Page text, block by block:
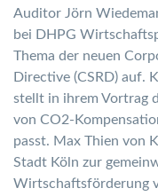
Auditor Jörn
bei DHPG
Thema der neuen
Directive (CSRD) auf.
stellt in ihrem Vortrag
von CO2-
passt. Max Thien von
Stadt Köln zur
Wirtschaftsförderung